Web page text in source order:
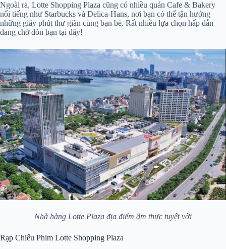
Ngoài ra, Lotte Shopping Plaza cũng có nhiều quán Cafe & Bakery
nổi tiếng như Starbucks và Delica-Hans, nơi bạn có thể tận hưởng
những giây phút thư giãn cùng bạn bè. Rất nhiều lựa chọn hấp dẫn
đang chờ đón bạn tại đây!
Nhà hàng Lotte Plaza địa điểm ẩm thực tuyệt vời
Rạp Chiếu Phim Lotte Shopping Plaza